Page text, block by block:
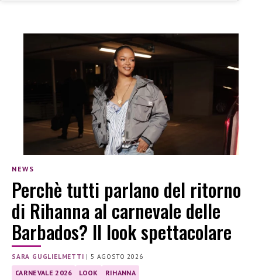
NEWS
Perchè tutti parlano del ritorno
di Rihanna al carnevale delle
Barbados? Il look spettacolare
SARA GUGLIELMETTI |5 AGOSTO 2026
CARNEVALE 2026 LOOK RIHANNA